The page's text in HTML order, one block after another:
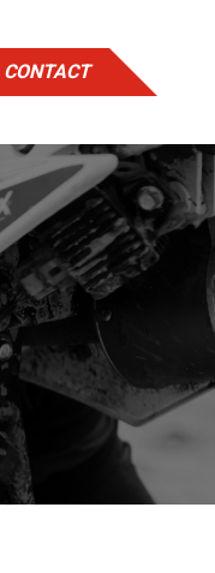
CONTACT